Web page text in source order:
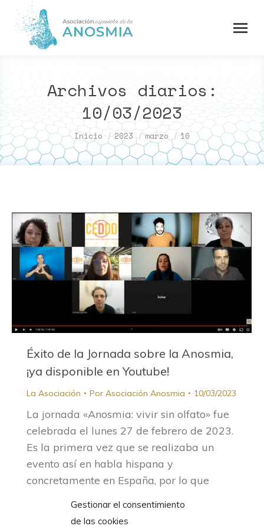
Gestionar el consentimiento
de las cookies
Archivos diarios:
10/03/2023
Estás aquí:
Inicio 2023 marzo 10
Éxito de la Jornada sobre la Anosmia,
¡ya disponible en Youtube!
La Asociación Por Asociación Anosmia 10/03/2023
La jornada «Anosmia: vivir sin olfato» fue
celebrada el lunes 27 de febrero de 2023.
Es la primera vez que se realizaba un
evento así en habla hispana y
concretamente en España, por lo que